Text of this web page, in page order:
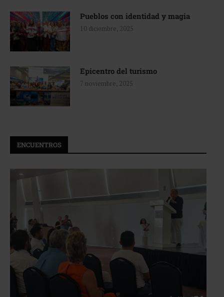
Pueblos con identidad y magia
10 diciembre, 2025
Epicentro del turismo
7 noviembre, 2025
ENCUENTROS